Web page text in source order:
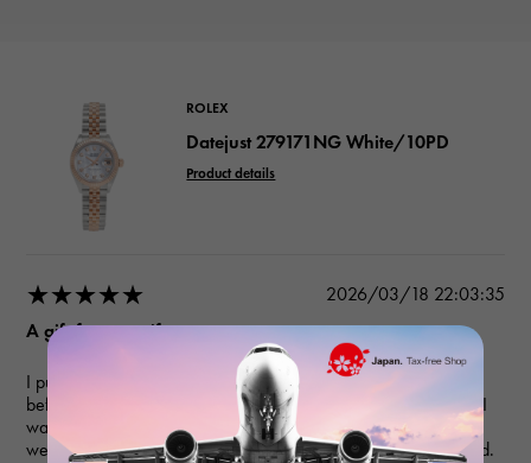
ROLEX
Datejust 279171NG White/10PD
Product details
★★★★★
2026/03/18 22:03:35
A gift for my wife
I purchased a gift for an anniversary. I've used this service
before, and they always provide polite and helpful service, so I
was able to purchase the item I wanted smoothly this time as
well. My wife loved it and was very happy, so I'm very satisfied.